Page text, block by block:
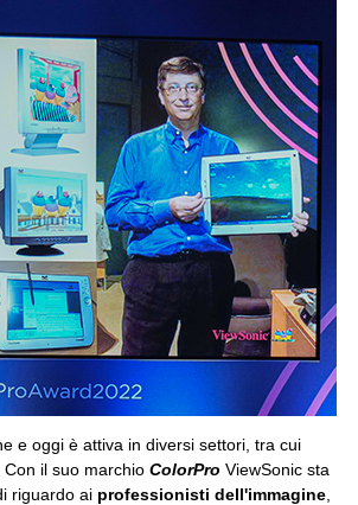
e oggi è attiva in diversi settori, tra cui
. Con il suo marchio ColorPro ViewSonic sta
riguardo ai professionisti dell'immagine